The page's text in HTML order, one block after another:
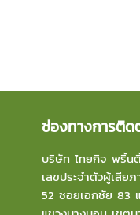
ช่องทางการติด
บริษัท ไทยกิจ พริ้น
เลขประจำตัวผู้เสีย
52 ซอยเอกชัย 83